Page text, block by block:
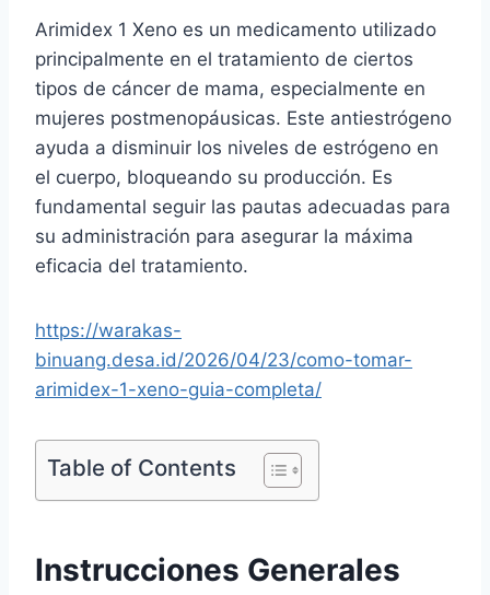
Arimidex 1 Xeno es un medicamento utilizado
principalmente en el tratamiento de ciertos
tipos de cáncer de mama, especialmente en
mujeres postmenopáusicas. Este antiestrógeno
ayuda a disminuir los niveles de estrógeno en
el cuerpo, bloqueando su producción. Es
fundamental seguir las pautas adecuadas para
su administración para asegurar la máxima
eficacia del tratamiento.
https://warakas-
binuang.desa.id/2026/04/23/como-tomar-
arimidex-1-xeno-guia-completa/
Table of Contents
Instrucciones Generales